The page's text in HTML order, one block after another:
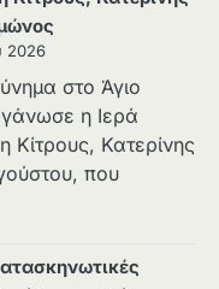
2026
στο Άγιο
η Ιερά
Κίτρους, Κατερίνης
που